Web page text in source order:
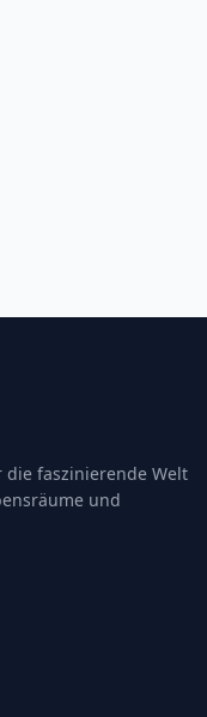
faszinierende Welt
und